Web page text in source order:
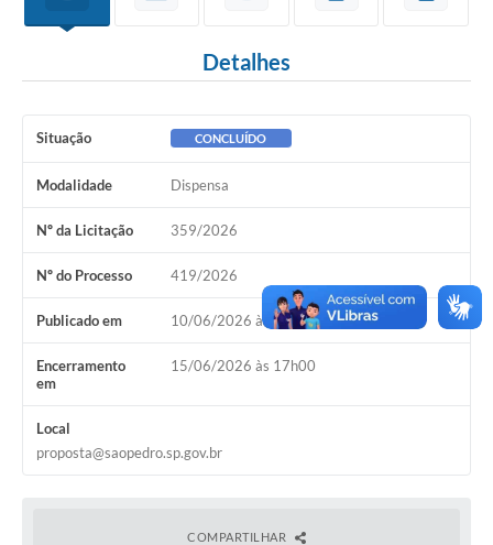
Medicamentos disponíveis na Farmácia Municipal
Cemitérios
Comunicação
Editais
Formulários
Ouvidoria
SIC
Telefones Úteis
Links úteis
Detalhes
Situação CONCLUÍDO
Modalidade Dispensa
Nº da Licitação 359/2026
Nº do Processo 419/2026
Publicado em 10/06/2026 às 17h00
Encerramento
em
15/06/2026 às 17h00
Local
proposta@saopedro.sp.gov.br
COMPARTILHAR